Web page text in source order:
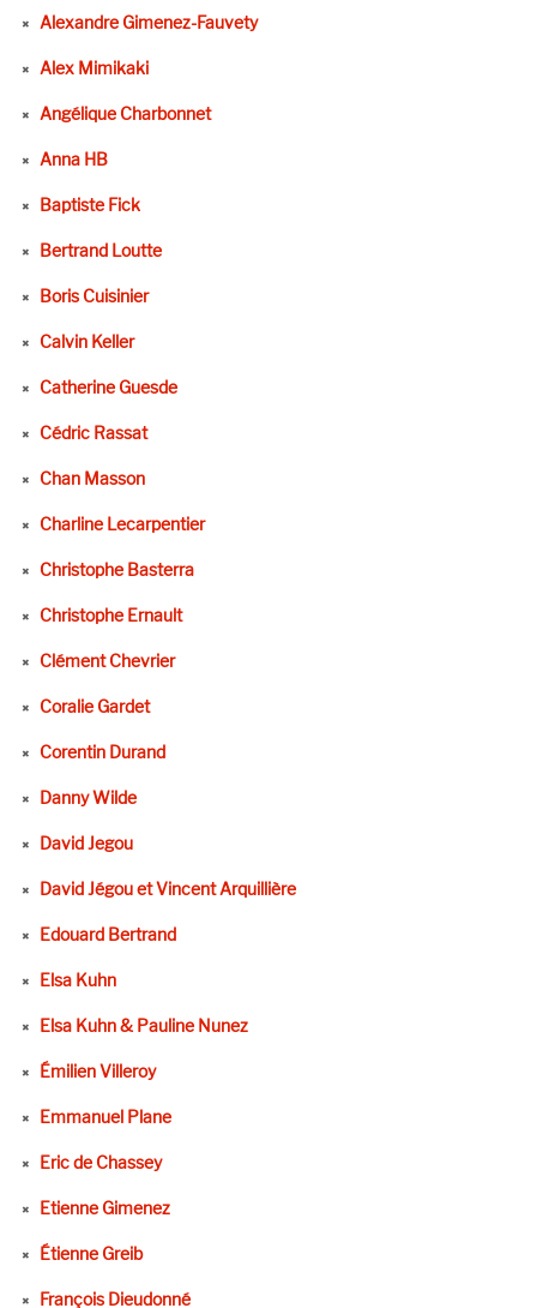
Alexandre Gimenez-Fauvety
Alex Mimikaki
Angélique Charbonnet
Anna HB
Baptiste Fick
Bertrand Loutte
Boris Cuisinier
Calvin Keller
Catherine Guesde
Cédric Rassat
Chan Masson
Charline Lecarpentier
Christophe Basterra
Christophe Ernault
Clément Chevrier
Coralie Gardet
Corentin Durand
Danny Wilde
David Jegou
David Jégou et Vincent Arquillière
Edouard Bertrand
Elsa Kuhn
Elsa Kuhn & Pauline Nunez
Émilien Villeroy
Emmanuel Plane
Eric de Chassey
Etienne Gimenez
Étienne Greib
François Dieudonné